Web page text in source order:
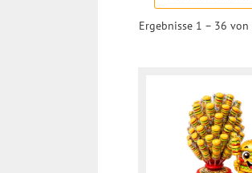
Ergebnisse 1 – 36